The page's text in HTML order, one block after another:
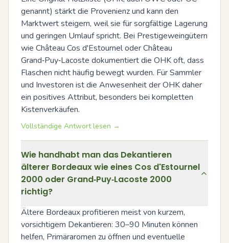
genannt) stärkt die Provenienz und kann den
Marktwert steigern, weil sie für sorgfältige Lagerung
und geringen Umlauf spricht. Bei Prestigeweingütern
wie Château Cos d'Estournel oder Château
Grand‑Puy‑Lacoste dokumentiert die OHK oft, dass
Flaschen nicht häufig bewegt wurden. Für Sammler
und Investoren ist die Anwesenheit der OHK daher
ein positives Attribut, besonders bei kompletten
Kistenverkäufen.
Vollständige Antwort lesen →
Wie handhabt man das Dekantieren
älterer Bordeaux wie eines Cos d'Estournel
2000 oder Grand‑Puy‑Lacoste 2000
richtig?
Ältere Bordeaux profitieren meist von kurzem,
vorsichtigem Dekantieren: 30–90 Minuten können
helfen, Primäraromen zu öffnen und eventuelle